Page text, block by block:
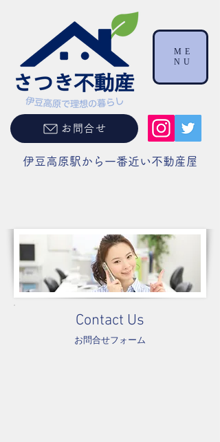
伊豆高原駅から一番近い不動産屋
お問合せ
ME
NU
Contact Us
お問合せフォーム